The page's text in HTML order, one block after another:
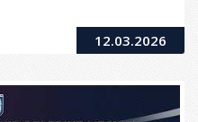
12.03.2026